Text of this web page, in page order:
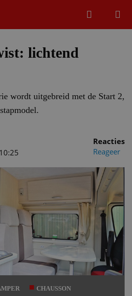
lichtend
wordt uitgebreid met de Start 2,
10:25
Reacties
Reageer
CHAUSSON